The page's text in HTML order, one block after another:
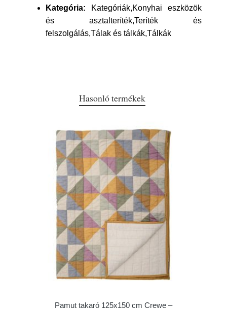
Kategória: Kategóriák,Konyhai eszközök
és asztalteríték,Teríték és
felszolgálás,Tálak és tálkák,Tálkák
Hasonló termékek
Pamut takaró 125x150 cm Crewe –